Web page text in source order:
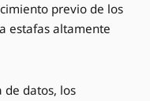
previo de los
estafas altamente
de datos, los